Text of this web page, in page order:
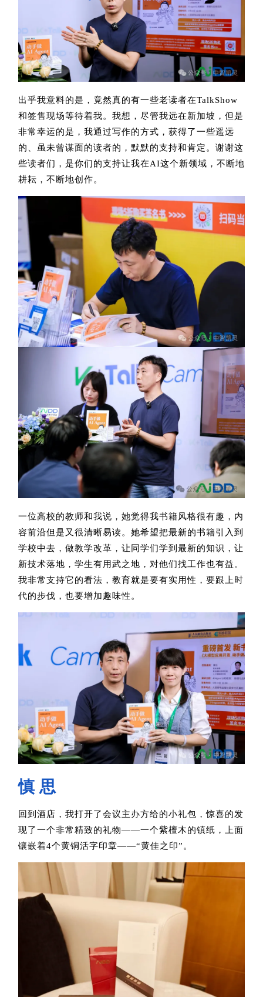
出乎我意料的是，竟然真的有一些老读者在TalkShow
和签售现场等待着我。我想，尽管我远在新加坡，但是
非常幸运的是，我通过写作的方式，获得了一些遥远
的、虽未曾谋面的读者的，默默的支持和肯定。谢谢这
些读者们，是你们的支持让我在AI这个新领域，不断地
耕耘，不断地创作。
一位高校的教师和我说，她觉得我书籍风格很有趣，内
容前沿但是又很清晰易读。她希望把最新的书籍引入到
学校中去，做教学改革，让同学们学到最新的知识，让
新技术落地，学生有用武之地，对他们找工作也有益。
我非常支持它的看法，教育就是要有实用性，要跟上时
代的步伐，也要增加趣味性。
慎 思
回到酒店，我打开了会议主办方给的小礼包，惊喜的发
现了一个非常精致的礼物——一个紫檀木的镇纸，上面
镶嵌着4个黄铜活字印章——“黄佳之印”。